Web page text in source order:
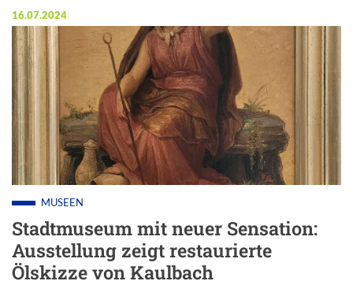
Veröffentlicht am:
16.07.2024
Stadtmuseum mit neuer Sensation:
Ausstellung zeigt restaurierte
Ölskizze von Kaulbach
MUSEEN